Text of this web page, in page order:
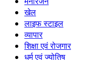
खेल
लाइफ स्टाइल
व्यापार
शिक्षा एवं रोजगार
धर्म एवं ज्योतिष